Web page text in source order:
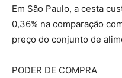
Em São Paulo, a cesta
0,36% na comparação
preço do conjunto de
PODER DE COMPRA